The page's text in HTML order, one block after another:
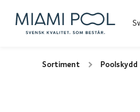
Sortiment Poolskydd